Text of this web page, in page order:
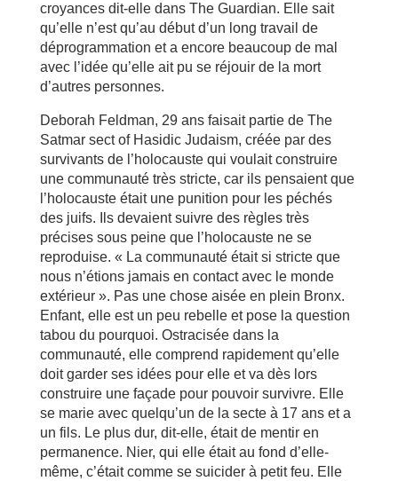
croyances dit-elle dans The Guardian. Elle sait
qu’elle n’est qu’au début d’un long travail de
déprogrammation et a encore beaucoup de mal
avec l’idée qu’elle ait pu se réjouir de la mort
d’autres personnes.
Deborah Feldman, 29 ans faisait partie de The
Satmar sect of Hasidic Judaism, créée par des
survivants de l’holocauste qui voulait construire
une communauté très stricte, car ils pensaient que
l’holocauste était une punition pour les péchés
des juifs. Ils devaient suivre des règles très
précises sous peine que l’holocauste ne se
reproduise. « La communauté était si stricte que
nous n’étions jamais en contact avec le monde
extérieur ». Pas une chose aisée en plein Bronx.
Enfant, elle est un peu rebelle et pose la question
tabou du pourquoi. Ostracisée dans la
communauté, elle comprend rapidement qu’elle
doit garder ses idées pour elle et va dès lors
construire une façade pour pouvoir survivre. Elle
se marie avec quelqu’un de la secte à 17 ans et a
un fils. Le plus dur, dit-elle, était de mentir en
permanence. Nier, qui elle était au fond d’elle-
même, c’était comme se suicider à petit feu. Elle